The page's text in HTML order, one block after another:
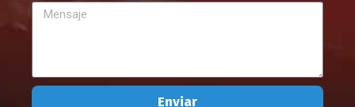
Mensaje
Enviar